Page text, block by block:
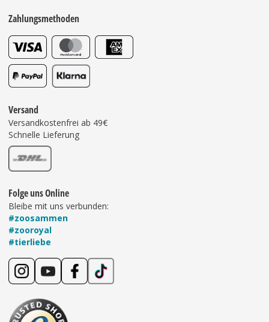
Zahlungsmethoden
Versand
Versandkostenfrei ab 49€
Schnelle Lieferung
Folge uns Online
Bleibe mit uns verbunden:
#zoosammen
#zooroyal
#tierliebe